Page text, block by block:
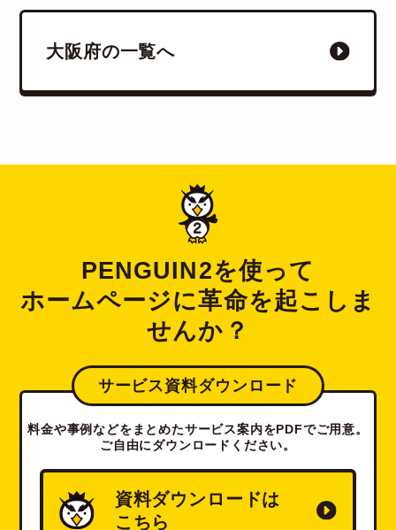
大阪府の一覧へ
PENGUIN2を使って
ホームページに革命を起こしま
せんか？
サービス資料ダウンロード
料金や事例などをまとめたサービス案内をPDFでご用意。
ご自由にダウンロードください。
資料ダウンロードは
こちら